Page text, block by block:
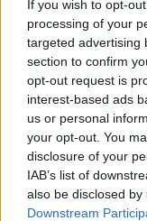
If you wish to opt-
processing of your
targeted advertising
section to confirm
opt-out request is
interest-based ads
us or personal
your opt-out. You
disclosure of your
IAB’s list of
also be disclosed
Downstream
Policisté
povolení
27.9.2000 13:14 |
Dnes dopoledne
koordinačního
(MMF) a
loděnicích. Podle
žádné povolení,
objektu. Majitel prý
neví. "Policisté na mě
jsou zákon a to stačí,"